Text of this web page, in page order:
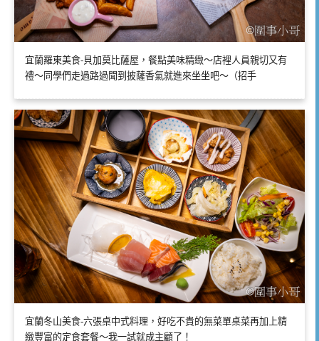
宜蘭羅東美食-貝加莫比薩屋，餐點美味精緻～店裡人員親切又有
禮～同學們走過路過聞到披薩香氣就進來坐坐吧～（招手
宜蘭冬山美食-六張桌中式料理，好吃不貴的無菜單桌菜再加上精
緻豐富的定食套餐～我一試就成主顧了！